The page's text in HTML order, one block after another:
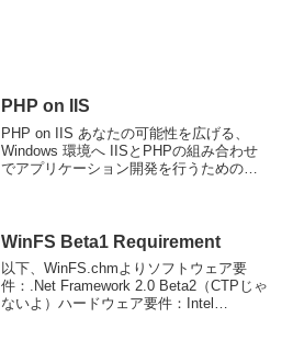
PHP on IIS
PHP on IIS あなたの可能性を広げる、
Windows 環境へ IISとPHPの組み合わせ
でアプリケーション開発を行うためのポ
WinFS Beta1 Requirement
以下、WinFS.chmよりソフトウェア要
件：.Net Framework 2.0 Beta2（CTPじゃ
ないよ）ハードウェア要件：Intel